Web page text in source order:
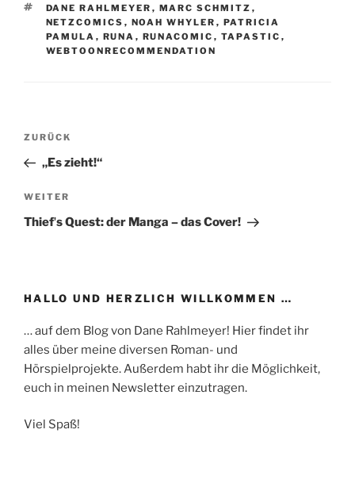
SCHLAGWÖRTER
DANE RAHLMEYER , MARC SCHMITZ ,
NETZCOMICS , NOAH WHYLER , PATRICIA
PAMULA , RUNA , RUNACOMIC , TAPASTIC ,
WEBTOONRECOMMENDATION
Beitragsnavigation
Vorheriger
Beitrag
ZURÜCK
„Es zieht!“
Nächster
Beitrag
WEITER
Thiefʼs Quest: der Manga – das Cover!
HALLO UND HERZLICH WILLKOMMEN …
… auf dem Blog von Dane Rahlmeyer! Hier findet ihr
alles über meine diversen Roman- und
Hörspielprojekte. Außerdem habt ihr die Möglichkeit,
euch in meinen Newsletter einzutragen.
Viel Spaß!